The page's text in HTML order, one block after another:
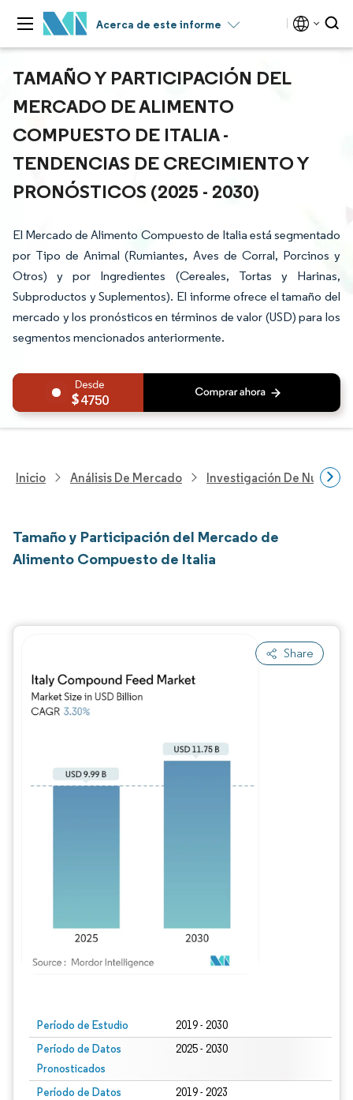
Acerca de este informe
TAMAÑO Y PARTICIPACIÓN DEL
MERCADO DE ALIMENTO
COMPUESTO DE ITALIA -
TENDENCIAS DE CRECIMIENTO Y
PRONÓSTICOS (2025 - 2030)
El Mercado de Alimento Compuesto de Italia está segmentado
por Tipo de Animal (Rumiantes, Aves de Corral, Porcinos y
Otros) y por Ingredientes (Cereales, Tortas y Harinas,
Subproductos y Suplementos). El informe ofrece el tamaño del
mercado y los pronósticos en términos de valor (USD) para los
segmentos mencionados anteriormente.
4750
Inicio Análisis De Mercado Investigación De
Tamaño y Participación del Mercado de
Alimento Compuesto de Italia
Share
Período de Estudio 2019 - 2030
Período de Datos
Pronosticados
2025 - 2030
Período de Datos
2019 - 2023